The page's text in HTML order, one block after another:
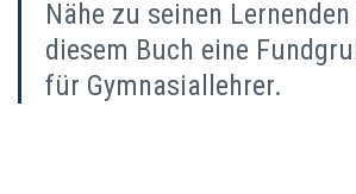
Nähe zu seinen
diesem Buch eine
für Gymnasiallehrer.